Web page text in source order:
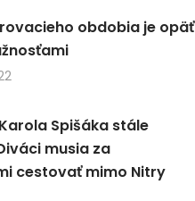
obdobia je opäť
Spišáka stále
musia za
cestovať mimo Nitry